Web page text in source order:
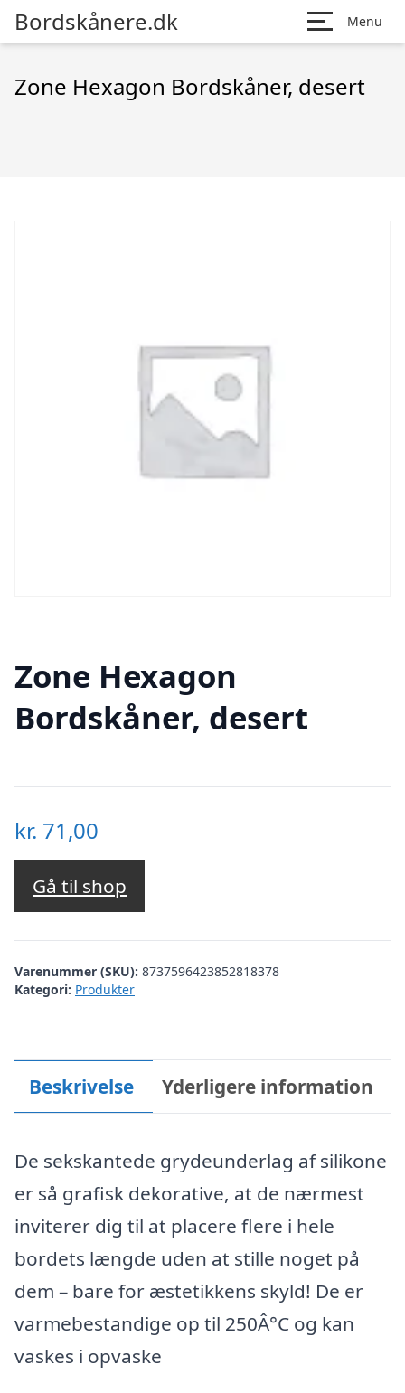
Bordskånere.dk Menu
Zone Hexagon Bordskåner, desert
Zone Hexagon
Bordskåner, desert
kr. 71,00
Gå til shop
Varenummer (SKU): 8737596423852818378
Kategori: Produkter
Beskrivelse Yderligere information
De sekskantede grydeunderlag af silikone
er så grafisk dekorative, at de nærmest
inviterer dig til at placere flere i hele
bordets længde uden at stille noget på
dem – bare for æstetikkens skyld! De er
varmebestandige op til 250Â°C og kan
vaskes i opvaske